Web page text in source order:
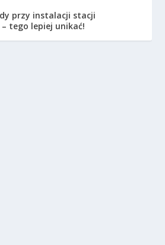
przy instalacji stacji
tego lepiej unikać!